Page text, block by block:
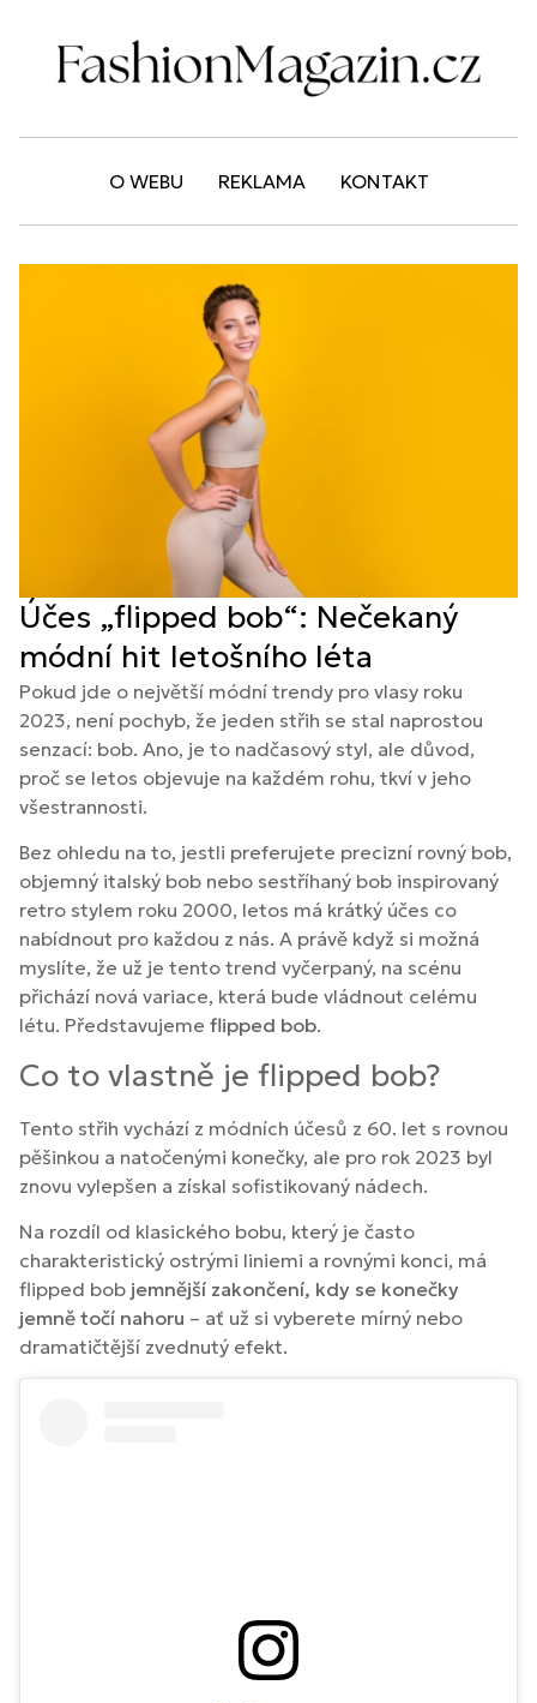
O WEBU REKLAMA KONTAKT
Účes „flipped bob“: Nečekaný
módní hit letošního léta
Pokud jde o největší módní trendy pro vlasy roku
2023, není pochyb, že jeden střih se stal naprostou
senzací: bob. Ano, je to nadčasový styl, ale důvod,
proč se letos objevuje na každém rohu, tkví v jeho
všestrannosti.
Bez ohledu na to, jestli preferujete precizní rovný bob,
objemný italský bob nebo sestříhaný bob inspirovaný
retro stylem roku 2000, letos má krátký účes co
nabídnout pro každou z nás. A právě když si možná
myslíte, že už je tento trend vyčerpaný, na scénu
přichází nová variace, která bude vládnout celému
létu. Představujeme flipped bob.
Co to vlastně je flipped bob?
Tento střih vychází z módních účesů z 60. let s rovnou
pěšinkou a natočenými konečky, ale pro rok 2023 byl
znovu vylepšen a získal sofistikovaný nádech.
Na rozdíl od klasického bobu, který je často
charakteristický ostrými liniemi a rovnými konci, má
flipped bob jemnější zakončení, kdy se konečky
jemně točí nahoru – ať už si vyberete mírný nebo
dramatičtější zvednutý efekt.